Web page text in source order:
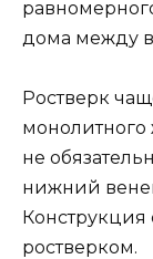
дома между
Ростверк
монолитного
не
нижний
Конструкция
ростверком.